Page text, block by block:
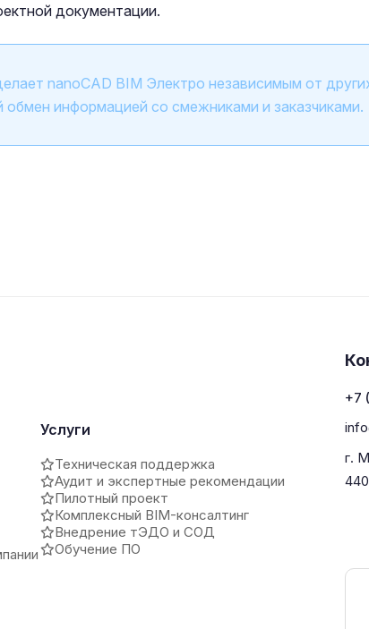
документации.
nanoCAD BIM Электро независимым от
обмен информацией со смежниками и заказчиками.
Услуги
Техническая поддержка
Аудит и экспертные рекомендации
Пилотный проект
Комплексный BIM-консалтинг
Внедрение тЭДО и СОД
Обучение ПО
+7
г.